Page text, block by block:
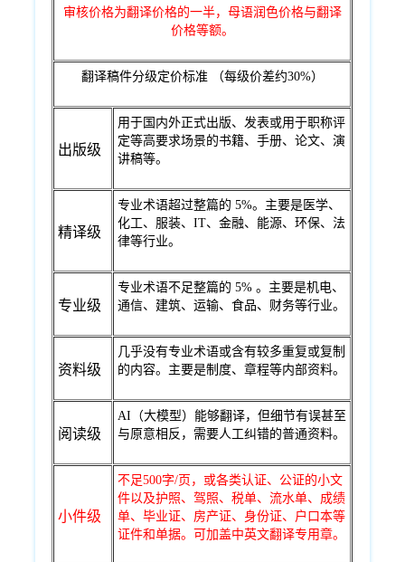
审核价格为翻译价格的一半，母语润色价格与翻译
价格等额。
翻译稿件分级定价标准 （每级价差约30%）
出版级
用于国内外正式出版、发表或用于职称评
定等高要求场景的书籍、手册、论文、演
讲稿等。
精译级
专业术语超过整篇的 5%。主要是医学、
化工、服装、IT、金融、能源、环保、法
律等行业。
专业级
专业术语不足整篇的 5% 。主要是机电、
通信、建筑、运输、食品、财务等行业。
资料级
几乎没有专业术语或含有较多重复或复制
的内容。主要是制度、章程等内部资料。
阅读级
AI（大模型）能够翻译，但细节有误甚至
与原意相反，需要人工纠错的普通资料。
小件级
不足500字/页，或各类认证、公证的小文
件以及护照、驾照、税单、流水单、成绩
单、毕业证、房产证、身份证、户口本等
证件和单据。可加盖中英文翻译专用章。